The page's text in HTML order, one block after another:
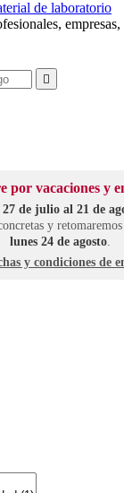

por vacaciones y
27 de julio al 21 de
y
lunes 24 de agosto.
y condiciones de